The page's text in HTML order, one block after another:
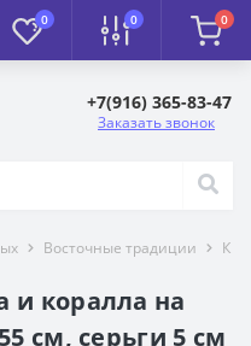
0 0 0
+7(916) 365-83-47
Заказать звонок
Восточные традиции К
и коралла на
см, серьги 5 см